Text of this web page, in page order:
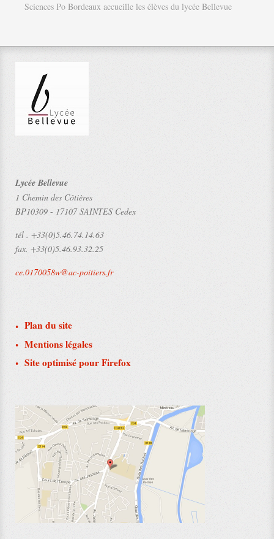
Sciences Po Bordeaux accueille les élèves du lycée Bellevue
Lycée Bellevue
1 Chemin des Côtières
BP10309 - 17107 SAINTES Cedex
tél . +33(0)5.46.74.14.63
fax. +33(0)5.46.93.32.25
ce.0170058w@ac-poitiers.fr
Plan du site
Mentions légales
Site optimisé pour Firefox